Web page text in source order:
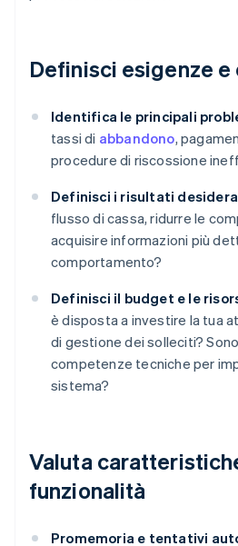
Definisci esigenze
Identifica le principali
tassi di abbandono,
procedure di riscossione
Definisci i risultati
flusso di cassa, ridurre le
acquisire informazioni più
comportamento?
Definisci il budget e le
è disposta a investire la tua
di gestione dei solleciti?
competenze tecniche per
sistema?
Valuta
funzionalità
Promemoria e tentativi